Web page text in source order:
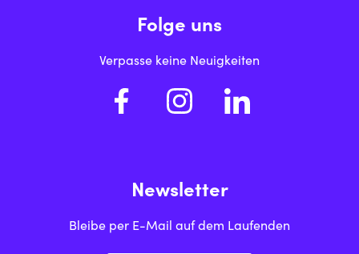
Folge uns
Verpasse keine Neuigkeiten
Newsletter
Bleibe per E-Mail auf dem Laufenden